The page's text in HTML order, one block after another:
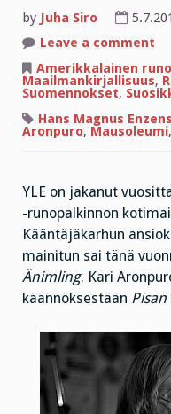
by Juha Siro
Leave a comment
Amerikkalainen
Maailmankirjallisuus,
Suomennokset,
Hans Magnus
Aronpuro, Mausoleumi,
YLE on jakanut
-runopalkinnon
Kääntäjäkarhun
mainitun sai tänä
Änimling. Kari
käännöksestään